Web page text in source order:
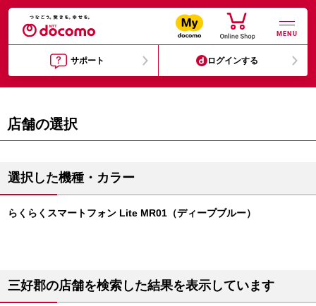
MENU
サポート ログインする
店舗の選択
選択した機種・カラー
らくらくスマートフォン Lite MR01（ディープブルー）
三好郡の店舗を検索した結果を表示しています